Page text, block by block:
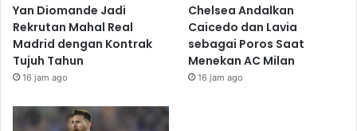
Yan Diomande Jadi
Rekrutan Mahal Real
Madrid dengan Kontrak
Tujuh Tahun
16 jam ago
Chelsea Andalkan
Caicedo dan Lavia
sebagai Poros Saat
Menekan AC Milan
16 jam ago